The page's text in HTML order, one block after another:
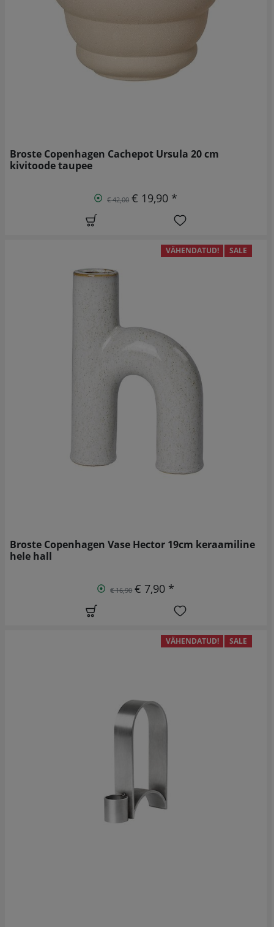
Broste Copenhagen Cachepot Ursula 20 cm
kivitoode taupee
€ 42,00 € 19,90 *
VÄHENDATUD! SALE
Broste Copenhagen Vase Hector 19cm keraamiline
hele hall
€ 16,90 € 7,90 *
VÄHENDATUD! SALE